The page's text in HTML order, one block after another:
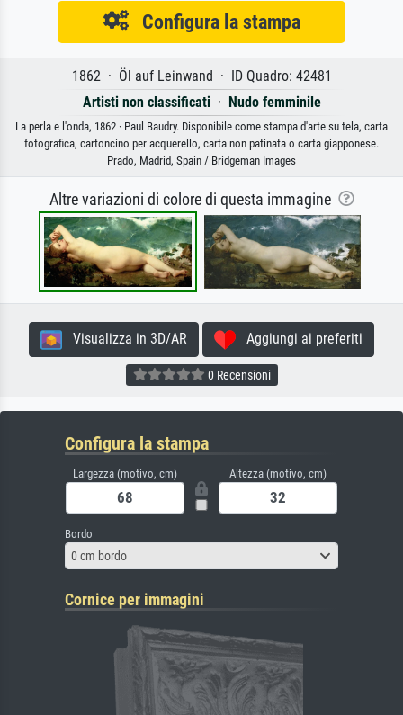
Configura la stampa
1862 · Öl auf Leinwand · ID Quadro: 42481
Artisti non classificati· Nudo femminile
La perla e l'onda, 1862 · Paul Baudry. Disponibile come stampa d'arte su tela, carta
fotografica, cartoncino per acquerello, carta non patinata o carta giapponese.
Prado, Madrid, Spain / Bridgeman Images
Altre variazioni di colore di questa immagine
Visualizza in 3D/AR Aggiungi ai preferiti
0 Recensioni
Configura la stampa
Largezza (motivo, cm) Altezza (motivo, cm)
Bordo
0 cm bordo
Cornice per immagini